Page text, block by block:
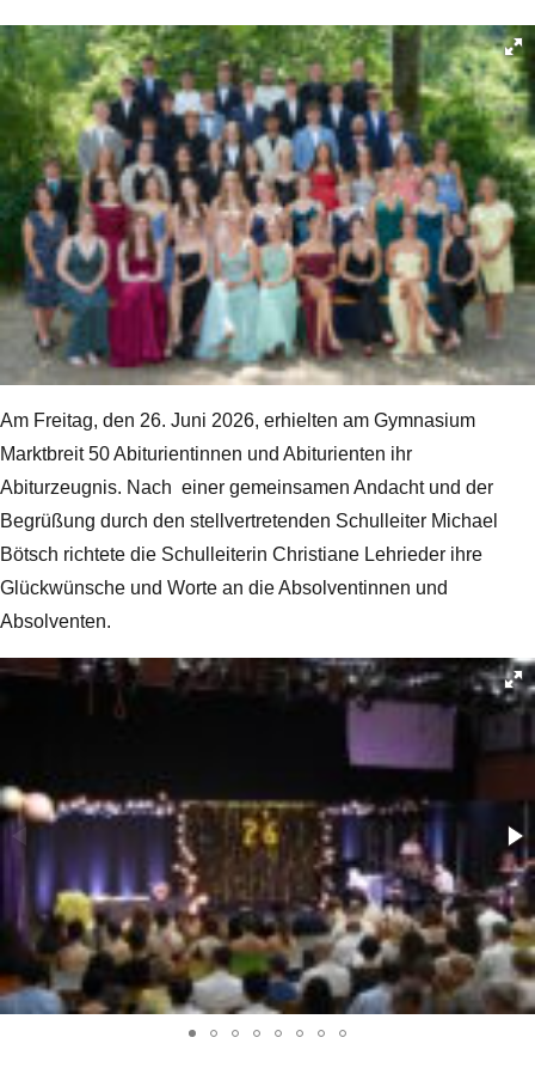
Am Freitag, den 26. Juni 2026, erhielten am Gymnasium
Marktbreit 50 Abiturientinnen und Abiturienten ihr
Abiturzeugnis. Nach einer gemeinsamen Andacht und der
Begrüßung durch den stellvertretenden Schulleiter Michael
Bötsch richtete die Schulleiterin Christiane Lehrieder ihre
Glückwünsche und Worte an die Absolventinnen und
Absolventen.